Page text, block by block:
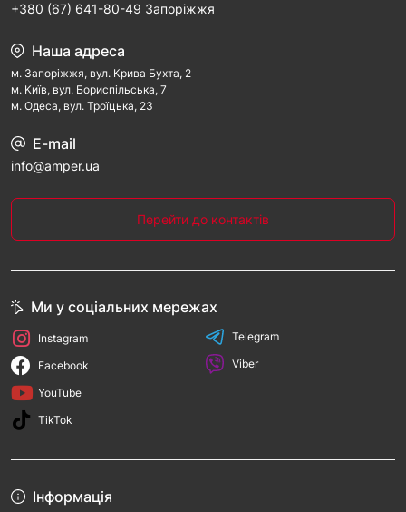
+380 (67) 641-80-49 Запоріжжя
Наша адреса
м. Запорiжжя, вул. Крива Бухта, 2
м. Kиїв, вул. Бориспільська, 7
м. Одеса, вул. Троїцька, 23
E-mail
info@amper.ua
Перейти до контактів
Інформація
Ми у соціальних мережах
Instagram
Facebook
YouTube
TikTok
Telegram
Viber